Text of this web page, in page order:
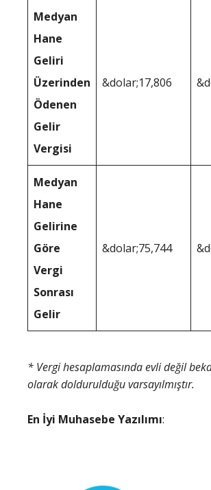
Medyan
Hane
Geliri
Üzerinden
Ödenen
Gelir
Vergisi
&dolar;17,806
Medyan
Hane
Gelirine
Göre
Vergi
Sonrası
Gelir
&dolar;75,744
* Vergi hesaplamasında evli değil
olarak doldurulduğu varsayılmıştır.
En İyi Muhasebe Yazılımı: